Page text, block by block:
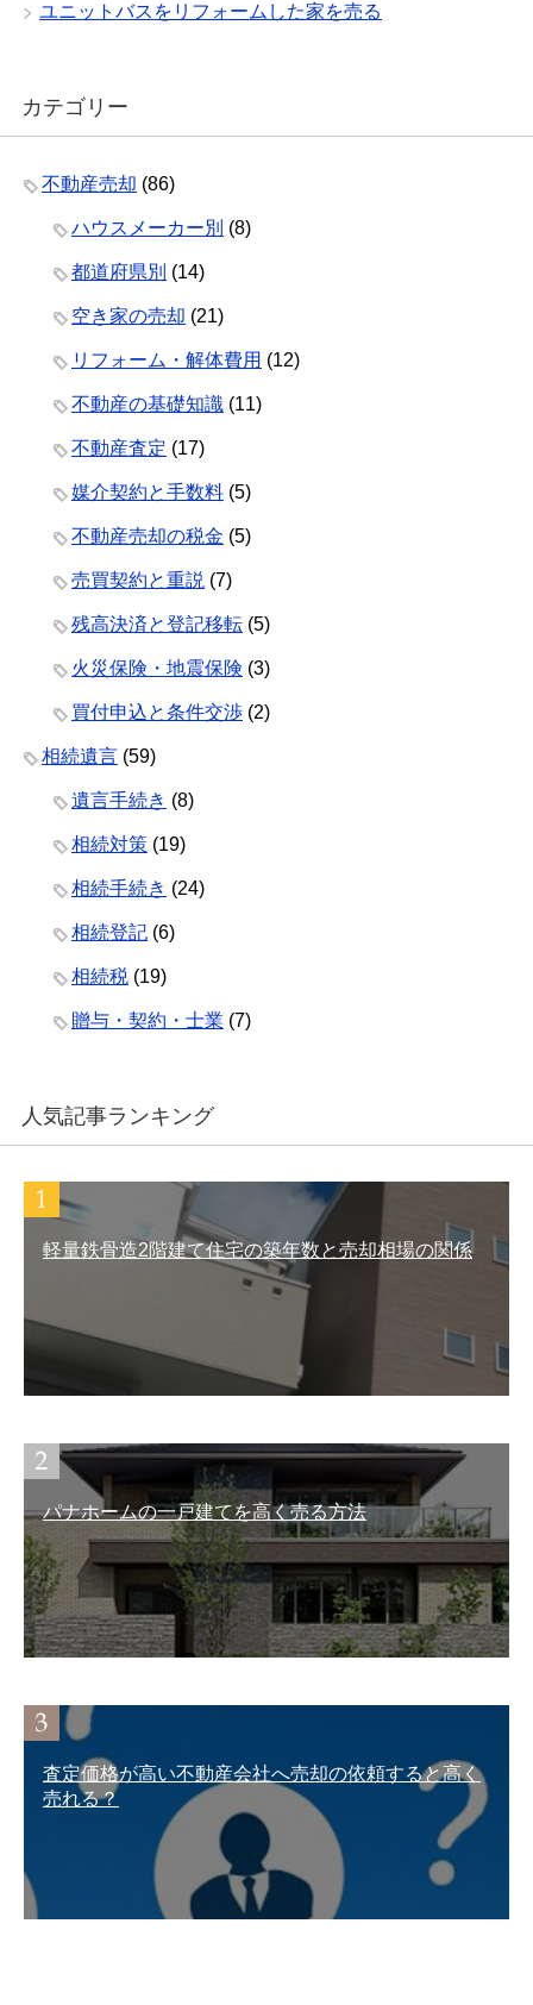
ユニットバスをリフォームした家を売る
カテゴリー
不動産売却 (86)
ハウスメーカー別 (8)
都道府県別 (14)
空き家の売却 (21)
リフォーム・解体費用 (12)
不動産の基礎知識 (11)
不動産査定 (17)
媒介契約と手数料 (5)
不動産売却の税金 (5)
売買契約と重説 (7)
残高決済と登記移転 (5)
火災保険・地震保険 (3)
買付申込と条件交渉 (2)
相続遺言 (59)
遺言手続き (8)
相続対策 (19)
相続手続き (24)
相続登記 (6)
相続税 (19)
贈与・契約・士業 (7)
人気記事ランキング
軽量鉄骨造2階建て住宅の築年数と売却相場の関係
パナホームの一戸建てを高く売る方法
査定価格が高い不動産会社へ売却の依頼すると高く
売れる？